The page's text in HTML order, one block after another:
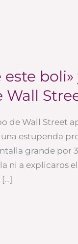
este
Wall
de Wall Street
estupenda
grande por
ni a explicaros